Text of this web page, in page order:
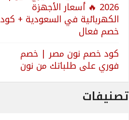
2026 🔥 أسعار الأجهزة
الكهربائية في السعودية + كود
خصم فعال
كود خصم نون مصر | خصم
فوري على طلباتك من نون
تصنيفات